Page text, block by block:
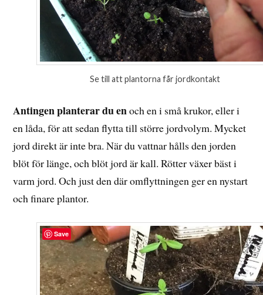
Se till att plantorna får jordkontakt
Antingen planterar du enoch en i små krukor, eller i
en låda, för att sedan flytta till större jordvolym. Mycket
jord direkt är inte bra. När du vattnar hålls den jorden
blöt för länge, och blöt jord är kall. Rötter växer bäst i
varm jord. Och just den där omflyttningen ger en nystart
och finare plantor.
Save